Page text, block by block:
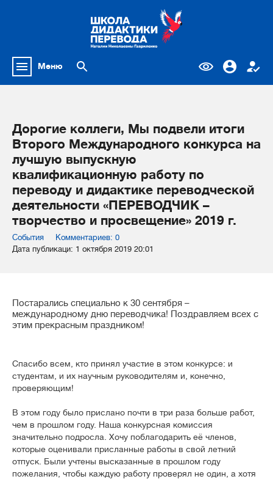
Меню
Дорогие коллеги, Мы подвели итоги
Второго Международного конкурса на
лучшую выпускную
квалификационную работу по
переводу и дидактике переводческой
деятельности «ПЕРЕВОДЧИК –
творчество и просвещение» 2019 г.
События
Комментариев: 0
Дата публикаци: 1 октября 2019 20:01
Постарались специально к 30 сентября –
международному дню переводчика! Поздравляем всех с
этим прекрасным праздником!
Спасибо всем, кто принял участие в этом конкурсе: и
студентам, и их научным руководителям и, конечно,
проверяющим!
В этом году было прислано почти в три раза больше работ,
чем в прошлом году. Наша конкурсная комиссия
значительно подросла. Хочу поблагодарить её членов,
которые оценивали присланные работы в свой летний
отпуск. Были учтены высказанные в прошлом году
пожелания, чтобы каждую работу проверял не один, а хотя